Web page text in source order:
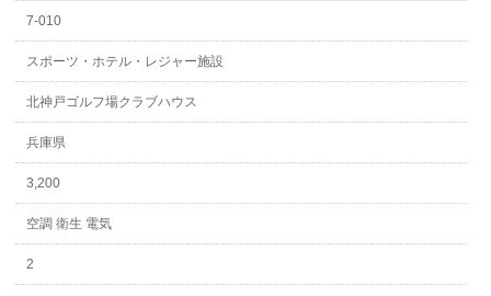
7-010
スポーツ・ホテル・レジャー施設
北神戸ゴルフ場クラブハウス
兵庫県
3,200
空調 衛生 電気
2